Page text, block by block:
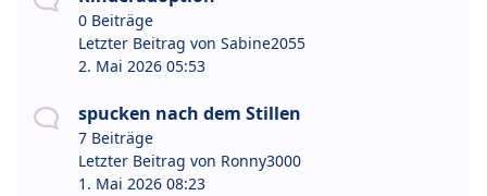
0 Beiträge
Letzter Beitrag von Sabine2055
2. Mai 2026 05:53
spucken nach dem Stillen
7 Beiträge
Letzter Beitrag von Ronny3000
1. Mai 2026 08:23